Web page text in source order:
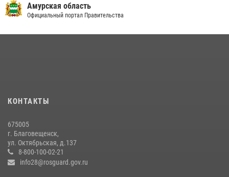
28 июля 2026, 09:01 3
23 июля 2026, 07:49
Росгвардии Амурской области в период с 20 по 26 июля 2026 года
27 июля 2026, 06:28
Амурская область
Официальный портал Правительства
КОНТАКТЫ
675005
г. Благовещенск,
ул. Октябрьская, д.137
8-800-100-02-21
info28@rosguard.gov.ru